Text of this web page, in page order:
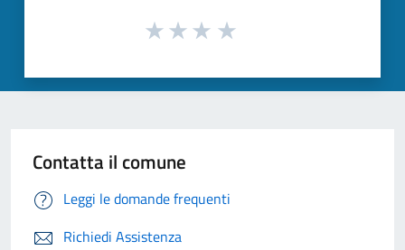
Contatta il comune
Leggi le domande frequenti
Richiedi Assistenza